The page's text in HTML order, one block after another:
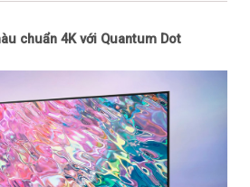
2 cổng
Cổng Optical (Digital Audio Out)
số DVB-T2
Tizen OS
chuẩn 4K với Quantum Dot